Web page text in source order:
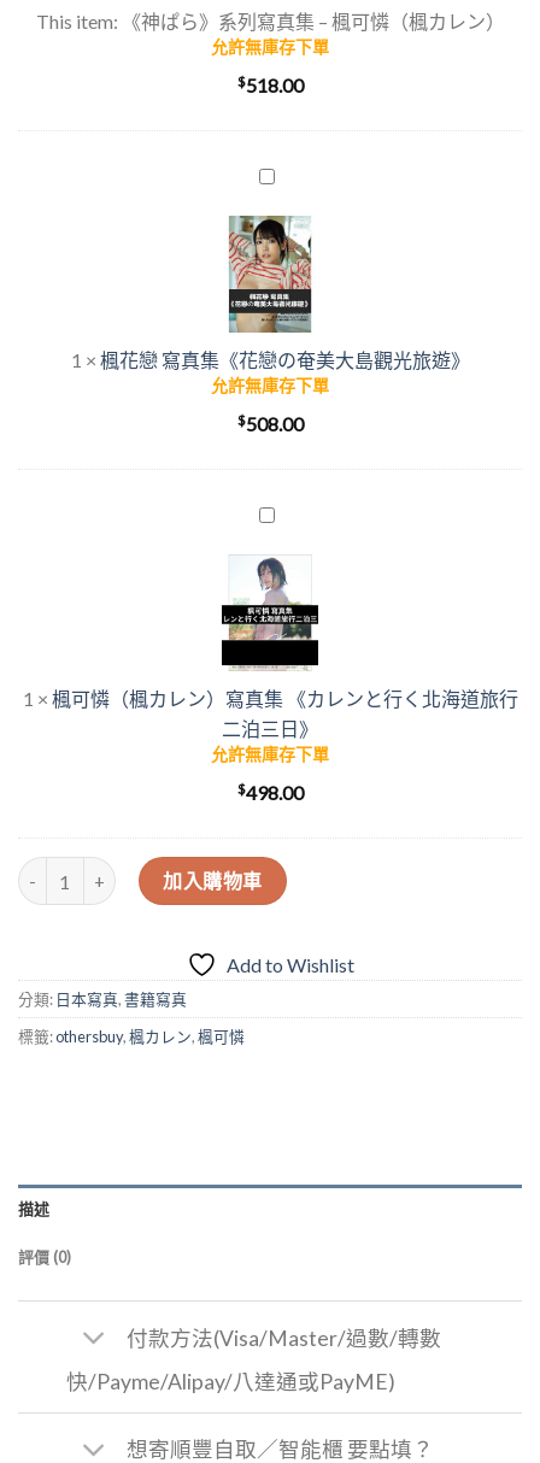
集
–
楓
（楓
レ
ン）
This item: 《神ぱら》系列寫真集 – 楓可憐（楓カレン）
允許無庫存下單
$518.00
楓
戀
寫
真
集
戀
の
奄
島
光
旅
遊》
1 × 楓花戀 寫真集《花戀の奄美大島觀光旅遊》
允許無庫存下單
$508.00
楓
憐
（楓
カ
寫
真
集
《カ
と
行
北
海
道
1 × 楓可憐（楓カレン）寫真集 《カレンと行く北海道旅行
二泊三日》
允許無庫存下單
$498.00
《神ぱら》系列寫真集 – 楓可憐（楓カレン） 數量
加入購物車
Add to Wishlist
分類: 日本寫真,書籍寫真
標籤:othersbuy,楓カレン,楓可憐
描述
評價 (0)
付款方法(Visa/Master/過數/轉數
快/Payme/Alipay/八達通或PayME)
想寄順豐自取／智能櫃 要點填？